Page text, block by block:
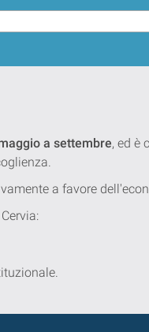
a settembre, ed è
a favore